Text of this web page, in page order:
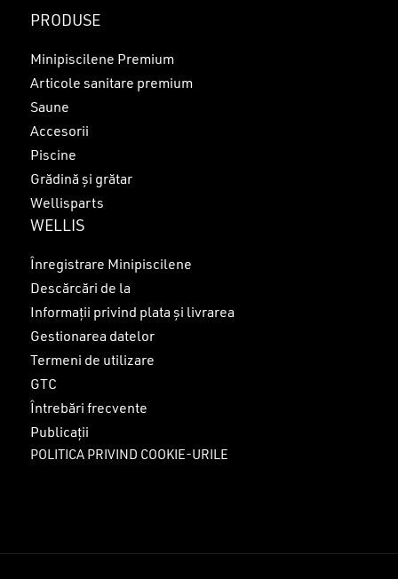
PRODUSE
Minipiscilene Premium
Articole sanitare premium
Saune
Accesorii
Piscine
Grădină și grătar
Wellisparts
WELLIS
Înregistrare Minipiscilene
Descărcări de la
Informații privind plata și livrarea
Gestionarea datelor
Termeni de utilizare
GTC
Întrebări frecvente
Publicații
POLITICA PRIVIND COOKIE-URILE